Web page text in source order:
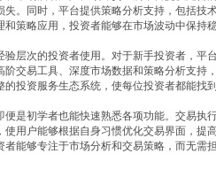
。同时，平台提供策略分析支持，包括技
策略应用，投资者能够在市场波动中保持
层次的投资者使用。对于新手投资者，平
交易工具、深度市场数据和策略分析支持
投资服务生态系统，使每位投资者都能找
是初学者也能快速熟悉各项功能。交易执
用户能够根据自身习惯优化交易界面，提
能够专注于市场分析和交易策略，而无需